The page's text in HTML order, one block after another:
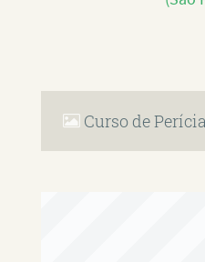
Curso de